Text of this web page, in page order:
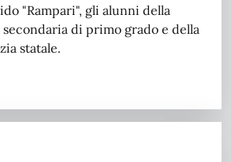
"Rampari", gli alunni della
di primo grado e della
statale.